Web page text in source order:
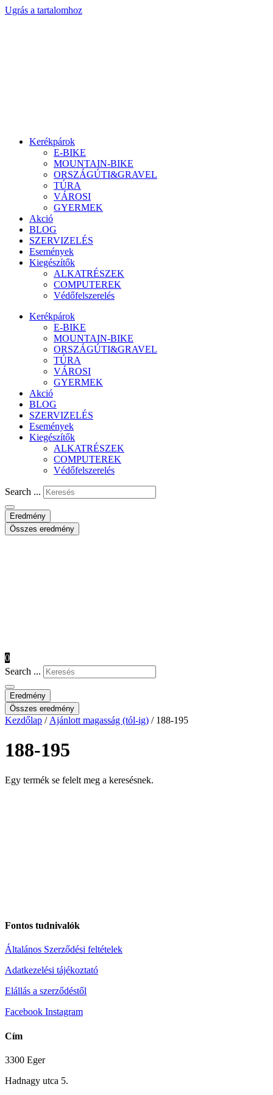
Ugrás a tartalomhoz
Kerékpárok
E-BIKE
MOUNTAIN-BIKE
ORSZÁGÚTI&GRAVEL
TÚRA
VÁROSI
GYERMEK
Akció
BLOG
SZERVIZELÉS
Események
Kiegészítők
ALKATRÉSZEK
COMPUTEREK
Védőfelszerelés
Kerékpárok
E-BIKE
MOUNTAIN-BIKE
ORSZÁGÚTI&GRAVEL
TÚRA
VÁROSI
GYERMEK
Akció
BLOG
SZERVIZELÉS
Események
Kiegészítők
ALKATRÉSZEK
COMPUTEREK
Védőfelszerelés
Search ...
Eredmény
Összes eredmény
0
Search ...
Eredmény
Összes eredmény
Kezdőlap / Ajánlott magasság (tól-ig) / 188-195
188-195
Egy termék se felelt meg a keresésnek.
Fontos tudnivalók
Általános Szerződési feltételek
Adatkezelési tájékoztató
Elállás a szerződéstől
Facebook Instagram
Cím
3300 Eger
Hadnagy utca 5.